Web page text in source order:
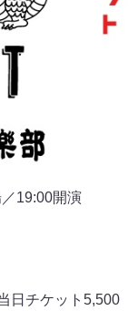
19:00開演
日チケット5,500